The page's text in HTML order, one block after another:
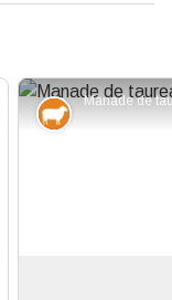
Elevage et